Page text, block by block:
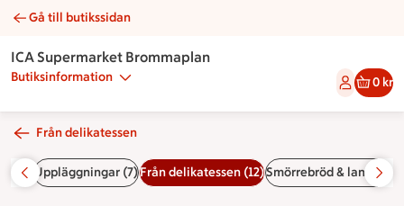
Potatissallad | Catering ICA Supermarket Brommaplan
Gå till butikssidan
ICA Supermarket Brommaplan
Butiksinformation 0 kr
Från delikatessen
(8) Uppläggningar (7)Från delikatessen (12)Smörrebröd &